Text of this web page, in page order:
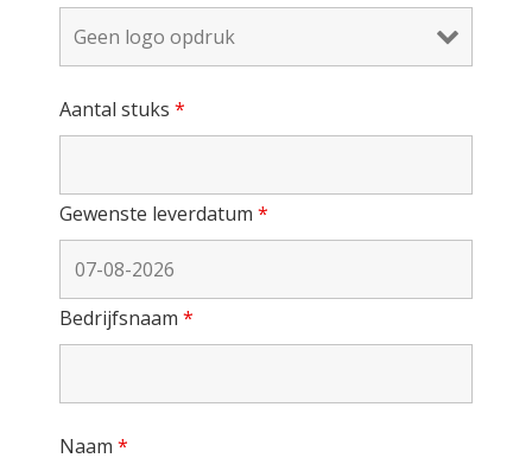
Aantal stuks *
Gewenste leverdatum *
Bedrijfsnaam *
Naam *